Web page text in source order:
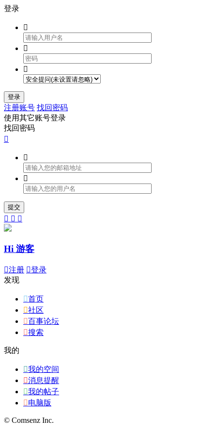
登录



登录
注册账号 找回密码
使用其它账号登录
找回密码



提交
  
Hi 游客
注册 登录
发现
首页
社区
百事论坛
搜索
我的
我的空间
消息提醒
我的帖子
电脑版
© Comsenz Inc.